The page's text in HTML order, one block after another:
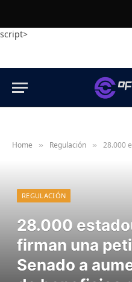
script>
Home » Regulación » 28.000
REGULACIÓN
28.000
firman una
Senado a